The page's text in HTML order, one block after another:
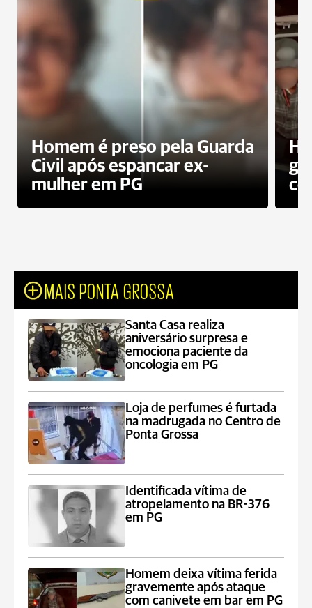
Homem é preso pela Guarda
Civil após espancar ex-
mulher em PG
MAIS PONTA GROSSA
Santa Casa realiza
aniversário surpresa e
emociona paciente da
oncologia em PG
Loja de perfumes é furtada
na madrugada no Centro de
Ponta Grossa
Identificada vítima de
atropelamento na BR-376
em PG
Homem deixa vítima ferida
gravemente após ataque
com canivete em bar em PG